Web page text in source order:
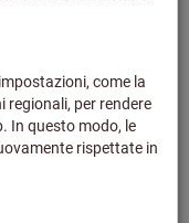
dedicati.